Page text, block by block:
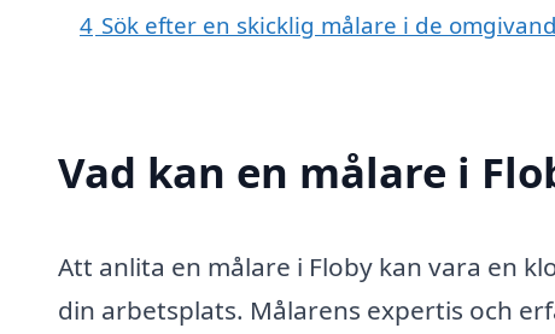
4 Sök efter en skicklig målare i de
Vad kan en målare i
Att anlita en målare i Floby kan vara en
din arbetsplats. Målarens expertis och